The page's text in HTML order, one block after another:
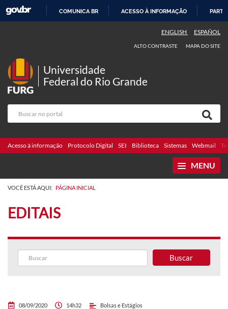
COMUNICA BR ACESSO À INFORMAÇÃO
ENGLISH ESPAÑOL
ALTO CONTRASTE MAPA DO SITE
Universidade
Federal do Rio Grande
Acesso à informação Protocolo Digital SEI Biblioteca Sistemas Webmail
MENU
VOCÊ ESTÁ AQUI: PÁGINA INICIAL
EDITAIS
Buscar
08/09/2020 14h32 Bolsas e Estágios